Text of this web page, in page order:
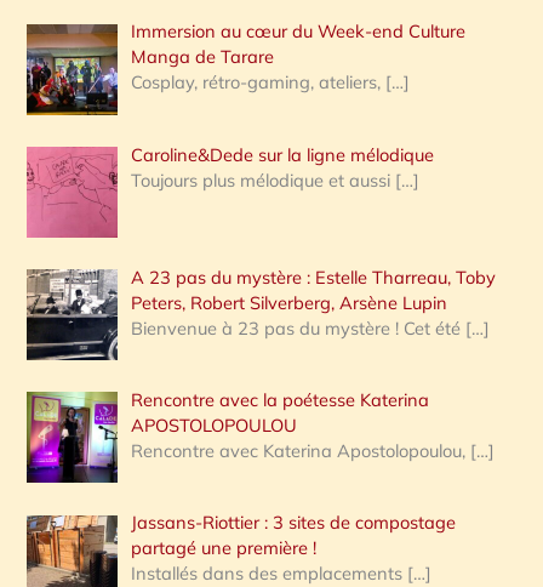
:
Immersion au cœur du Week-end Culture
Manga de Tarare
Cosplay, rétro-gaming, ateliers, […]
Caroline&Dede sur la ligne mélodique
Toujours plus mélodique et aussi […]
A 23 pas du mystère : Estelle Tharreau, Toby
Peters, Robert Silverberg, Arsène Lupin
Bienvenue à 23 pas du mystère ! Cet été […]
Rencontre avec la poétesse Katerina
APOSTOLOPOULOU
Rencontre avec Katerina Apostolopoulou, […]
Jassans-Riottier : 3 sites de compostage
partagé une première !
Installés dans des emplacements […]